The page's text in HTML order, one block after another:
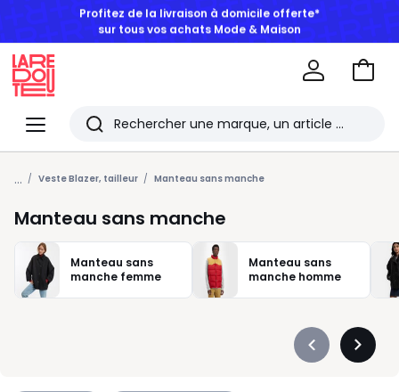
BONS PLANS | Jusqu'à -50% dès 2 articles*
Menu
Redoute
Rechercher
Les
derniers
articles
consultés
Aller
... Veste Blazer, tailleur Manteau sans manche
Manteau sans manche
Manteau sans
manche femme
Manteau sans
manche homme
Précédent